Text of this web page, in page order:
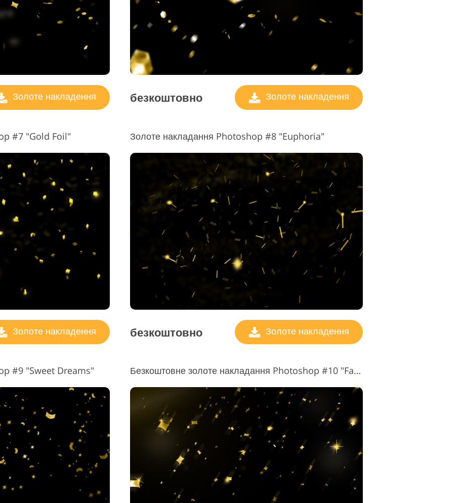
Золоте накладення безкоштовно Золоте накладення
#7 "Gold Foil"
Золоте накладення
Золоте накладання Photoshop #8 "Euphoria"
безкоштовно Золоте накладення
#9 "Sweet Dreams" Безкоштовне золоте накладання Photoshop #10 "Fame"